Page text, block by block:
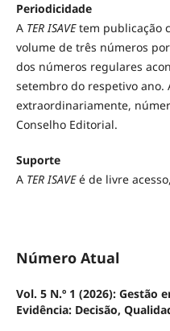
Periodicidade
A TER ISAVEtem publicação
volume de três números
dos números regulares
setembro do respetivo ano.
extraordinariamente,
Conselho Editorial.
Suporte
A TER ISAVEé de livre
Número Atual
Vol. 5 N.º 1 (2026): Gestão
Evidência: Decisão,